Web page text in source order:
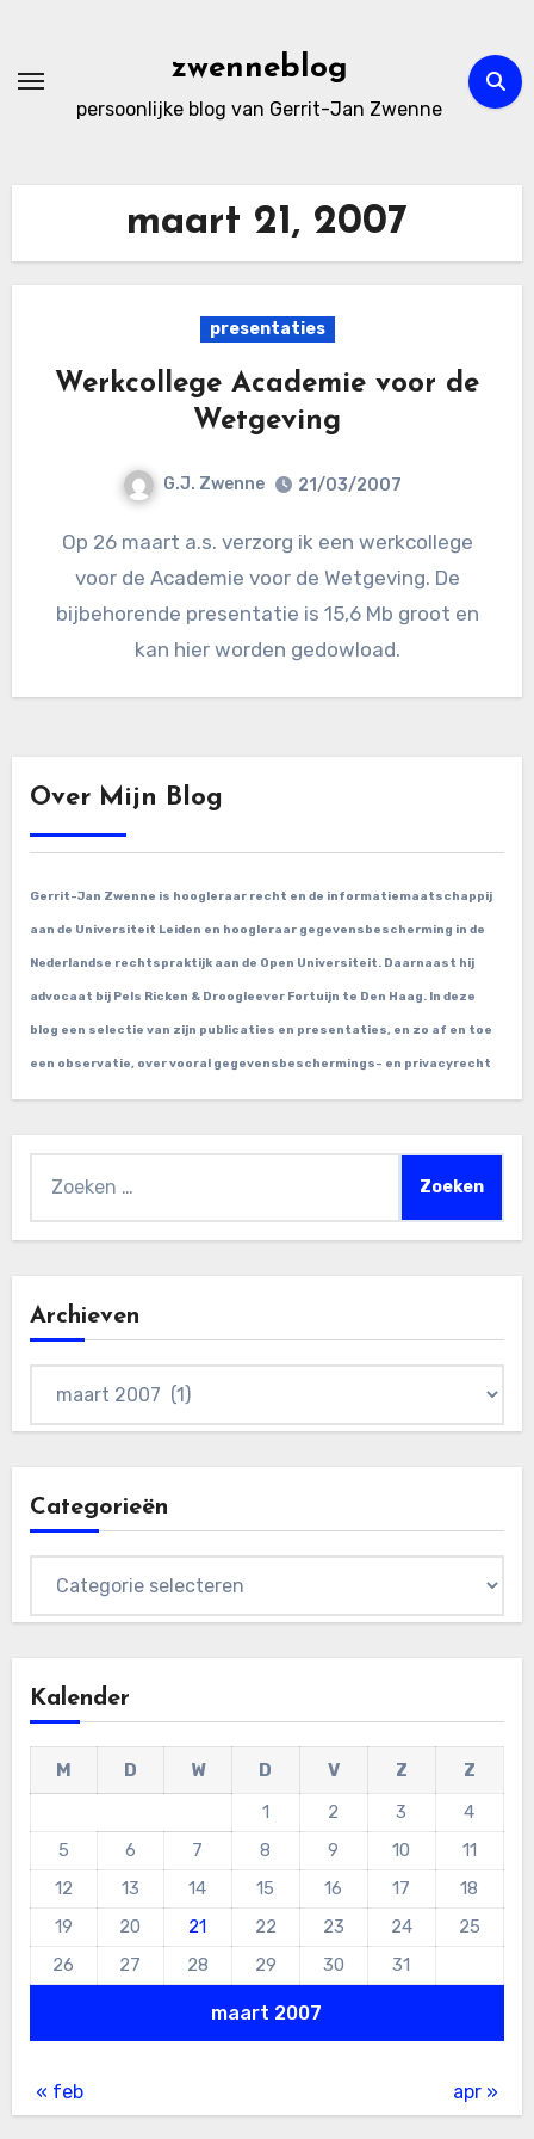
de
zwenneblog
persoonlijke blog van Gerrit-Jan Zwenne
maart 21, 2007
presentaties
Werkcollege Academie voor de
Wetgeving
G.J. Zwenne 21/03/2007
Op 26 maart a.s. verzorg ik een werkcollege
voor de Academie voor de Wetgeving. De
bijbehorende presentatie is 15,6 Mb groot en
kan hier worden gedowload.
Over Mijn Blog
Gerrit-Jan Zwenne is hoogleraar recht en de informatiemaatschappij
aan de Universiteit Leiden en hoogleraar gegevensbescherming in de
Nederlandse rechtspraktijk aan de Open Universiteit. Daarnaast hij
advocaat bij Pels Ricken & Droogleever Fortuijn te Den Haag. In deze
blog een selectie van zijn publicaties en presentaties, en zo af en toe
een observatie, over vooral gegevensbeschermings- en privacyrecht
naar:
Archieven
Categorieën
Kalender
maart 2007
M D W D V Z
Z
1
2 3
4
5
6 7 8 9 10
11
12
13 14 15 16 17
18
19
20 21 22 23 24
25
26
27 28 29 30 31
« feb apr »